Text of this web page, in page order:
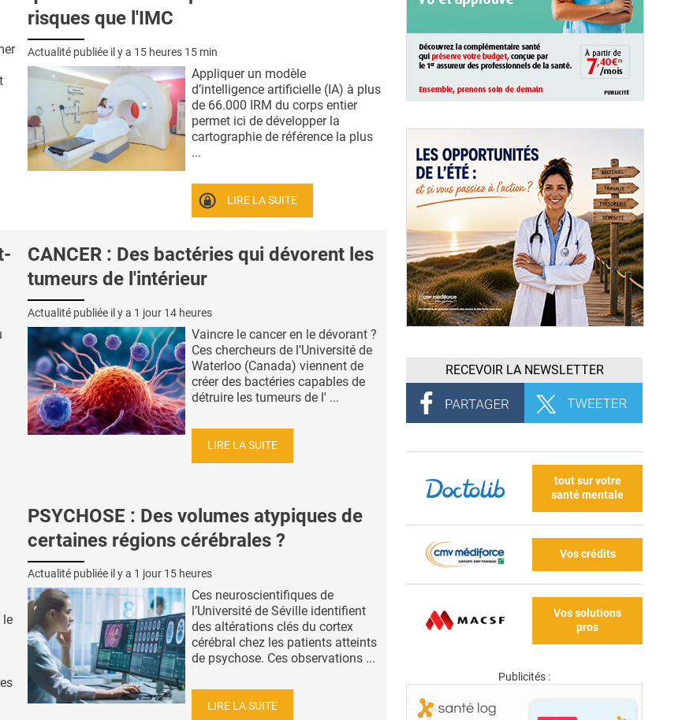
risques que l'IMC
Actualité publiée il y a 15 heures 15 min
Appliquer un modèle
d’intelligence artificielle (IA) à plus
de 66.000 IRM du corps entier
permet ici de développer la
cartographie de référence la plus
...
LIRE LA SUITE
CANCER : Des bactéries qui dévorent les
tumeurs de l'intérieur
Actualité publiée il y a 1 jour 14 heures
Vaincre le cancer en le dévorant ?
Ces chercheurs de l’Université de
Waterloo (Canada) viennent de
créer des bactéries capables de
détruire les tumeurs de l' ...
LIRE LA SUITE
le
PSYCHOSE : Des volumes atypiques de
certaines régions cérébrales ?
Actualité publiée il y a 1 jour 15 heures
Ces neuroscientifiques de
l’Université de Séville identifient
des altérations clés du cortex
cérébral chez les patients atteints
de psychose. Ces observations ...
LIRE LA SUITE
RECEVOIR LA NEWSLETTER
tout sur votre
santé mentale
Vos crédits
Vos solutions
pros
Publicités :